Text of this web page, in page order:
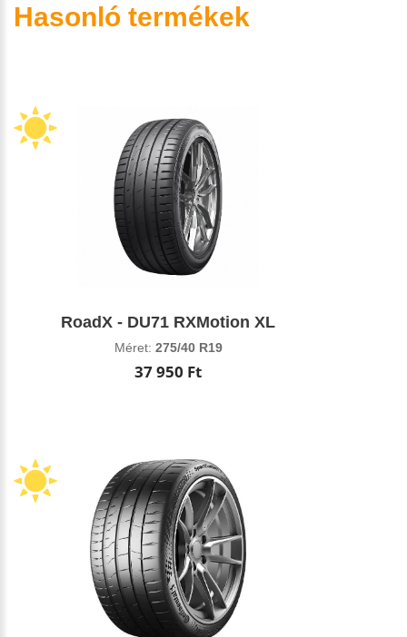
Hasonló termékek
RoadX - DU71 RXMotion XL
Méret: 275/40 R19
37 950 Ft